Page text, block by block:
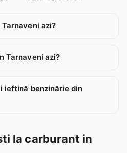
azi?
Tarnaveni azi?
ieftină benzinărie din
la carburant in